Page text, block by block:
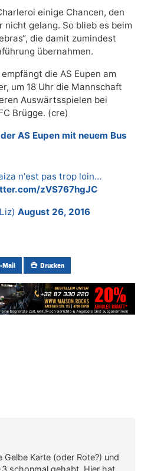
einige Chancen, den
nicht gelang. So blieb es beim
die damit zumindest
übernahmen.
die AS Eupen am
um 18 Uhr die Mannschaft
Auswärtsspielen bei
Brügge. (cre)
AS Eupen mit neuem Bus
n'est pas trop loin…
zVS767hgJC
August 26, 2016
Mail Drucken
Gelbe Karte (oder Rote?) und